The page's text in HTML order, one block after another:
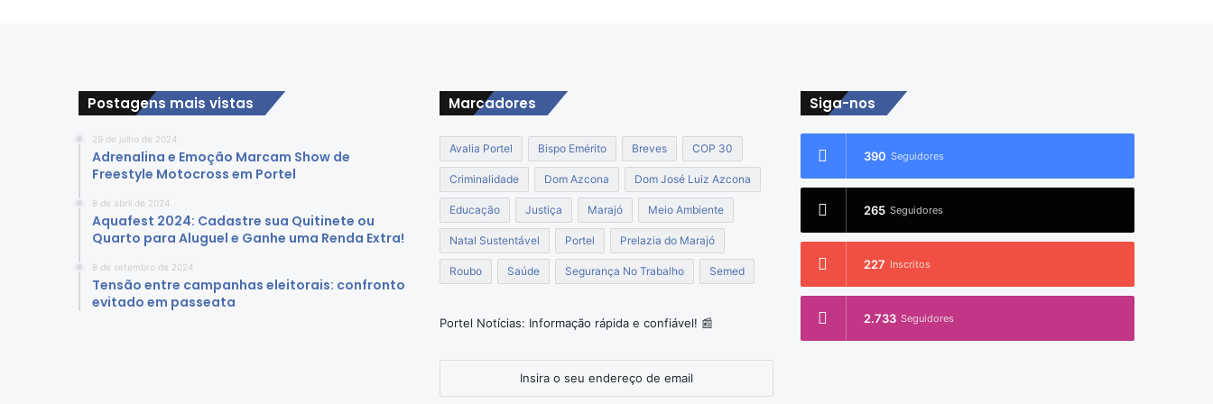
Postagens mais vistas
29 de julho de 2024
Adrenalina e Emoção Marcam Show de
Freestyle Motocross em Portel
8 de abril de 2024
Aquafest 2024: Cadastre sua Quitinete ou
Quarto para Aluguel e Ganhe uma Renda Extra!
8 de setembro de 2024
Tensão entre campanhas eleitorais: confronto
evitado em passeata
Marcadores
Avalia Portel Bispo Emérito Breves COP 30
Criminalidade Dom Azcona Dom José Luiz Azcona
Educação Justiça Marajó Meio Ambiente
Natal Sustentável Portel Prelazia do Marajó
Roubo Saúde Segurança No Trabalho Semed
Portel Notícias: Informação rápida e confiável! 📰
Siga-nos
390 Seguidores
265 Seguidores
227 Inscritos
2.733 Seguidores